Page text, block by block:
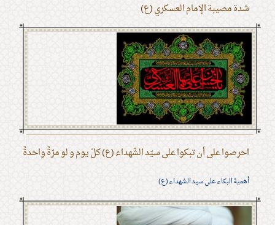
شدة مصيبة الإمام العسكري (ع)
احرصوا على أن تبكوا على سيّد الشّهداء (ع) كلّ يوم و لو مرّةً واحدةً
أهمية البكاء على سيد الشهداء (ع)